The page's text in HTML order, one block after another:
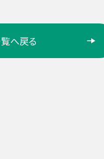
へ戻る